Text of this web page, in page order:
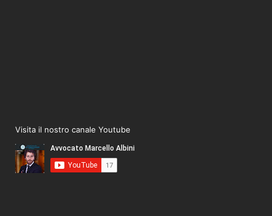
Visita il nostro canale Youtube